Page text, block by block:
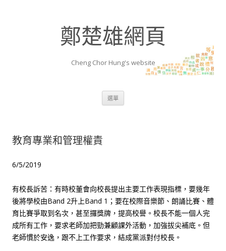
鄭楚雄網頁
Cheng Chor Hung's website
選單
教育專業和管理權責
6/5/2019
有校長訴苦：有時校董會向校長提出主要工作表現指標，要幾年
後將學校由Band 2升上Band 1；要在校際音樂節、朗誦比賽、體
育比賽爭取到名次，甚至攞獎牌，提高校譽。校長不能一個人完
成所有工作，要求老師加把勁兼顧課外活動，加強拔尖補底。但
老師慣於安逸，跟不上工作要求，結成黨派對付校長。